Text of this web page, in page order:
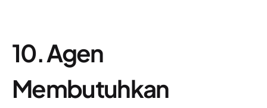
10. Agen
Membutuhkan